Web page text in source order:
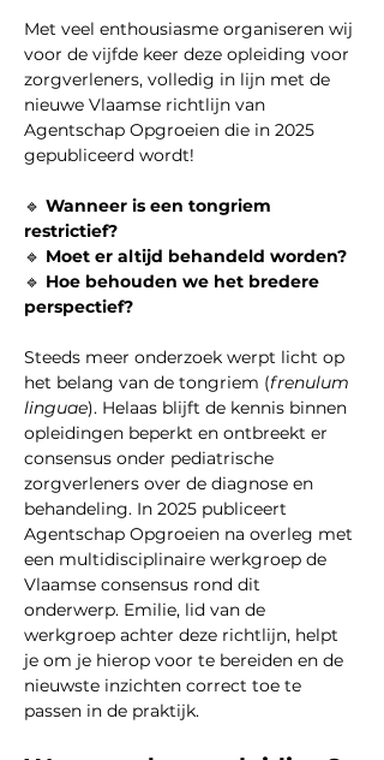
Met veel enthousiasme organiseren wij
voor de vijfde keer deze opleiding voor
zorgverleners, volledig in lijn met de
nieuwe Vlaamse richtlijn van
Agentschap Opgroeien die in 2025
gepubliceerd wordt!
🔹 Wanneer is een tongriem
restrictief?
🔹 Moet er altijd behandeld worden?
🔹 Hoe behouden we het bredere
perspectief?
Steeds meer onderzoek werpt licht op
het belang van de tongriem (frenulum
linguae). Helaas blijft de kennis binnen
opleidingen beperkt en ontbreekt er
consensus onder pediatrische
zorgverleners over de diagnose en
behandeling. In 2025 publiceert
Agentschap Opgroeien na overleg met
een multidisciplinaire werkgroep de
Vlaamse consensus rond dit
onderwerp. Emilie, lid van de
werkgroep achter deze richtlijn, helpt
je om je hierop voor te bereiden en de
nieuwste inzichten correct toe te
passen in de praktijk.